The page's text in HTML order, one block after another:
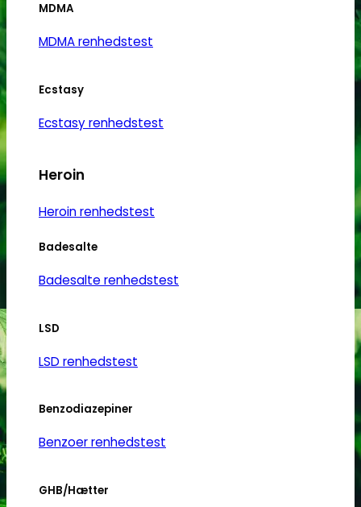
MDMA
MDMA renhedstest
Ecstasy
Ecstasy renhedstest
Heroin
Heroin renhedstest
Badesalte
Badesalte renhedstest
LSD
LSD renhedstest
Benzodiazepiner
Benzoer renhedstest
GHB/Hætter